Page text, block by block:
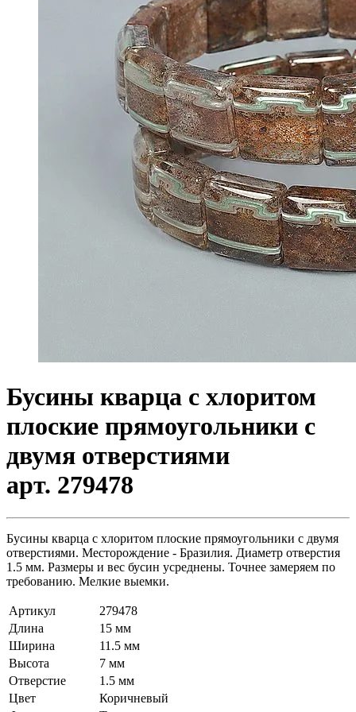
Бусины кварца с хлоритом
плоские прямоугольники с
двумя отверстиями
арт. 279478
Бусины кварца с хлоритом плоские прямоугольники с двумя
отверстиями. Месторождение - Бразилия. Диаметр отверстия
1.5 мм. Размеры и вес бусин усреднены. Точнее замеряем по
требованию. Мелкие выемки.
Артикул
279478
Длина
15 мм
Ширина
11.5 мм
Высота
7 мм
Отверстие
1.5 мм
Цвет
Коричневый